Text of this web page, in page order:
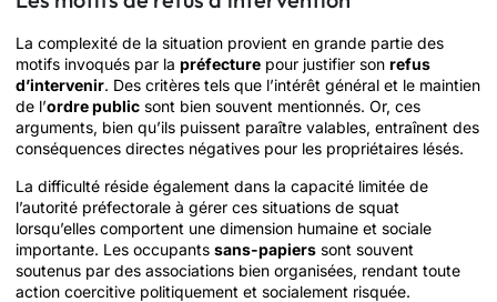
La complexité de la situation provient en grande partie des
motifs invoqués par la préfecture pour justifier son refus
d’intervenir. Des critères tels que l’intérêt général et le maintien
de l’ordre public sont bien souvent mentionnés. Or, ces
arguments, bien qu’ils puissent paraître valables, entraînent des
conséquences directes négatives pour les propriétaires lésés.
La difficulté réside également dans la capacité limitée de
l’autorité préfectorale à gérer ces situations de squat
lorsqu’elles comportent une dimension humaine et sociale
importante. Les occupants sans-papiers sont souvent
soutenus par des associations bien organisées, rendant toute
action coercitive politiquement et socialement risquée.